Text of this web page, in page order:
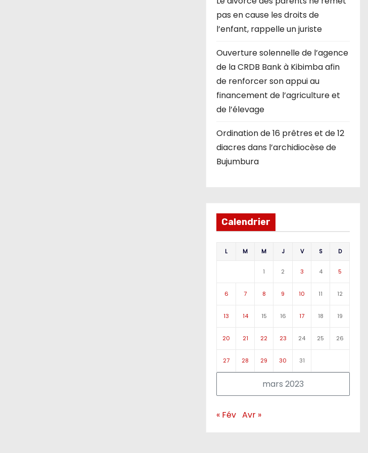
pas en cause les droits de
l’enfant, rappelle un juriste
Ouverture solennelle de l’agence
de la CRDB Bank à Kibimba afin
de renforcer son appui au
financement de l’agriculture et
de l’élevage
Ordination de 16 prêtres et de 12
diacres dans l’archidiocèse de
Bujumbura
Calendrier
mars 2023
L M M J V S D
1 2 3 4 5
6 7 8 9 10 11 12
13 14 15 16 17 18 19
20 21 22 23 24 25 26
27 28 29 30 31
« Fév Avr »